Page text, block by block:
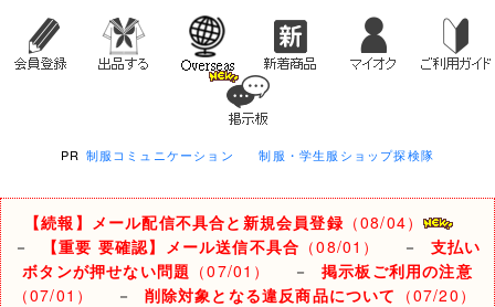
PR 制服コミュニケーション 制服・学生服ショップ探検隊
【続報】メール配信不具合と新規会員登録 （08/04）
－
【重要 要確認】メール送信不具合 （08/01） － 支払い
ボタンが押せない問題 （07/01） － 掲示板ご利用の注意
（07/01）
－ 削除対象となる違反商品について （07/20）